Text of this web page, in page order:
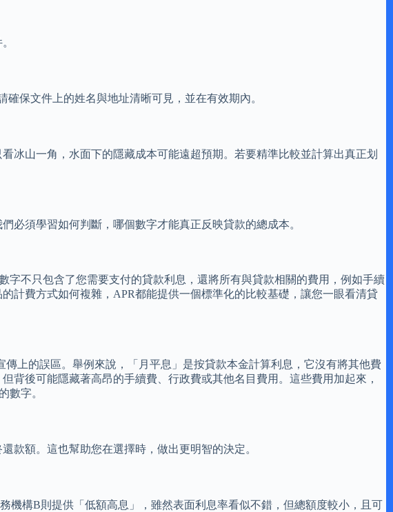
保文件上的姓名與地址清晰可見，並在有效期內。
冰山一角，水面下的隱藏成本可能遠超預期。若要精準比較並計算出真正划
必須學習如何判斷，哪個數字才能真正反映貸款的總成本。
不只包含了您需要支付的貸款利息，還將所有與貸款相關的費用，例如手續
計費方式如何複雜，APR都能提供一個標準化的比較基礎，讓您一眼看清貸
上的誤區。舉例來說，「月平息」是按貸款本金計算利息，它沒有將其他費
背後可能隱藏著高昂的手續費、行政費或其他名目費用。這些費用加起來，
數字。
款額。這也幫助您在選擇時，做出更明智的決定。
構B則提供「低額高息」，雖然表面利息率看似不錯，但總額度較小，且可